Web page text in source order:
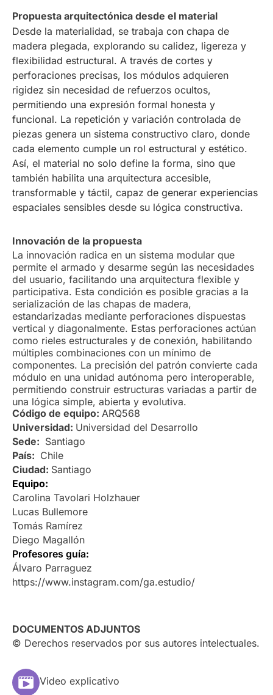
Código de equipo: ARQ568
Universidad: Universidad del Desarrollo
Sede: Santiago
País: Chile
Ciudad: Santiago
Equipo:
Carolina Tavolari Holzhauer
Lucas Bullemore
Tomás Ramírez
Diego Magallón
Profesores guía:
Álvaro Parraguez
https://www.instagram.com/ga.estudio/
DOCUMENTOS ADJUNTOS
© Derechos reservados por sus autores intelectuales.
Video explicativo
Propuesta arquitectónica desde el material
Desde la materialidad, se trabaja con chapa de
madera plegada, explorando su calidez, ligereza y
flexibilidad estructural. A través de cortes y
perforaciones precisas, los módulos adquieren
rigidez sin necesidad de refuerzos ocultos,
permitiendo una expresión formal honesta y
funcional. La repetición y variación controlada de
piezas genera un sistema constructivo claro, donde
cada elemento cumple un rol estructural y estético.
Así, el material no solo define la forma, sino que
también habilita una arquitectura accesible,
transformable y táctil, capaz de generar experiencias
espaciales sensibles desde su lógica constructiva.
Innovación de la propuesta
La innovación radica en un sistema modular que
permite el armado y desarme según las necesidades
del usuario, facilitando una arquitectura flexible y
participativa. Esta condición es posible gracias a la
serialización de las chapas de madera,
estandarizadas mediante perforaciones dispuestas
vertical y diagonalmente. Estas perforaciones actúan
como rieles estructurales y de conexión, habilitando
múltiples combinaciones con un mínimo de
componentes. La precisión del patrón convierte cada
módulo en una unidad autónoma pero interoperable,
permitiendo construir estructuras variadas a partir de
una lógica simple, abierta y evolutiva.